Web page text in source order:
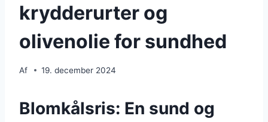
krydderurter og
olivenolie for sundhed
Af 19. december 2024
Blomkålsris: En sund og